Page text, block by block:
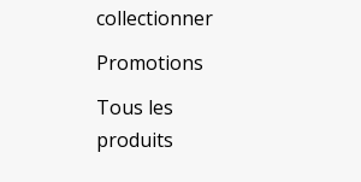
collectionner
Promotions
Tous les
produits